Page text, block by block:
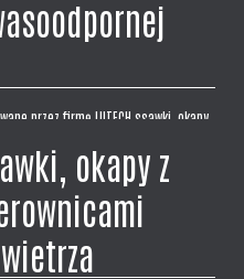
przez firmę LUTECH ssawki, okapy
symetrycznym z blachy
Prezentowane ssawki mają wymiar
na wymiar pod zamówienie i
okapy z